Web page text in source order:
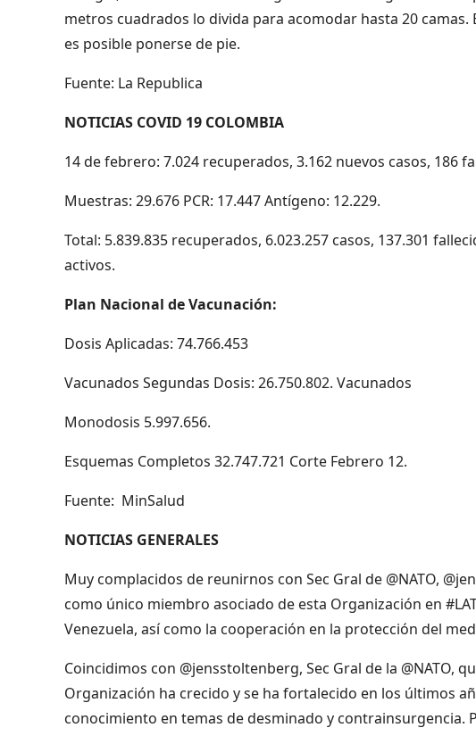
metros cuadrados lo divida para acomodar hasta 20
es posible ponerse de pie.
Fuente: La Republica
NOTICIAS COVID 19 COLOMBIA
14 de febrero: 7.024 recuperados, 3.162 nuevos casos, 186
Muestras: 29.676 PCR: 17.447 Antígeno: 12.229.
Total: 5.839.835 recuperados, 6.023.257 casos, 137.301
activos.
Plan Nacional de Vacunación:
Dosis Aplicadas: 74.766.453
Vacunados Segundas Dosis: 26.750.802. Vacunados
Monodosis 5.997.656.
Esquemas Completos 32.747.721 Corte Febrero 12.
Fuente: MinSalud
NOTICIAS GENERALES
Muy complacidos de reunirnos con Sec Gral de @NATO,
como único miembro asociado de esta Organización en
Venezuela, así como la cooperación en la protección del
Coincidimos con @jensstoltenberg, Sec Gral de la @NATO,
Organización ha crecido y se ha fortalecido en los últimos
conocimiento en temas de desminado y contrainsurgencia.